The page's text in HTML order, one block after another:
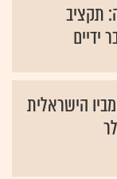
תקציב
ידיים
הישראלית